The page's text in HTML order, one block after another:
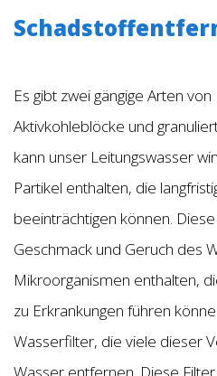
Es gibt zwei gängige Arten
Aktivkohleblöcke und
kann unser Leitungswasser
Partikel enthalten, die
beeinträchtigen können.
Geschmack und Geruch des
Mikroorganismen enthalten,
zu Erkrankungen führen
Wasserfilter, die viele dieser